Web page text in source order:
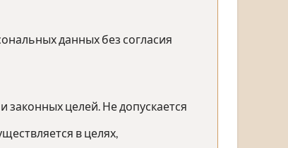
данных без согласия
целей. Не допускается
в целях,